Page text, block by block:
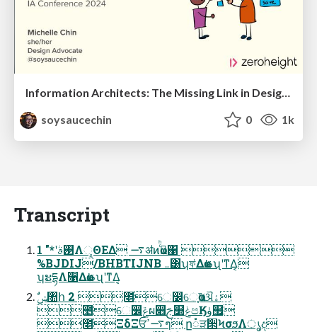
Information Architects: The Missing Link in Design Systems
soysaucechin
0 1k
Transcript
1 "*ʹ࢓ࣄΛୣΘΕΔ ࠷ॳͷҩࢣͨͪ΁ 
%BJDIJ/BHBTIJNB ܅͸ʮফ͑ΔҩࢣʯʹͳΔ͔
ʮະདྷΛ૑ΔҩࢣʯʹͳΔ͔
೥େ෼ݝผ෎ࢢ௽ݟපӃۈ຿
೥ΞδΞਓ࠷ߴๆ ը૾ੜ੒ϞσϧΛൃද